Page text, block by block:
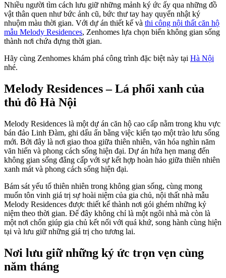
Nhiều người tìm cách lưu giữ những mảnh ký ức ấy qua những đồ
vật thân quen như bức ảnh cũ, bức thư tay hay quyển nhật ký
nhuộm màu thời gian. Với dự án thiết kế và thi công nội thất căn hộ
mẫu Melody Residences, Zenhomes lựa chọn biến không gian sống
thành nơi chứa đựng thời gian.
Hãy cùng Zenhomes khám phá công trình đặc biệt này tại Hà Nội
nhé.
Melody Residences – Lá phổi xanh của
thủ đô Hà Nội
Melody Residences là một dự án căn hộ cao cấp nằm trong khu vực
bán đảo Linh Đàm, ghi dấu ấn bằng việc kiến tạo một trào lưu sống
mới. Bởi đây là nơi giao thoa giữa thiên nhiên, văn hóa nghìn năm
văn hiến và phong cách sống hiện đại. Dự án hứa hẹn mang đến
không gian sống đẳng cấp với sự kết hợp hoàn hảo giữa thiên nhiên
xanh mát và phong cách sống hiện đại.
Bám sát yếu tố thiên nhiên trong không gian sống, cùng mong
muốn tôn vinh giá trị sự hoài niệm của gia chủ, nội thất nhà mẫu
Melody Residences được thiết kế thành nơi gói ghém những kỷ
niệm theo thời gian. Để đây không chỉ là một ngôi nhà mà còn là
một nơi chốn giúp gia chủ kết nối với quá khứ, song hành cùng hiện
tại và lưu giữ những giá trị cho tương lai.
Nơi lưu giữ những ký ức trọn vẹn cùng
năm tháng